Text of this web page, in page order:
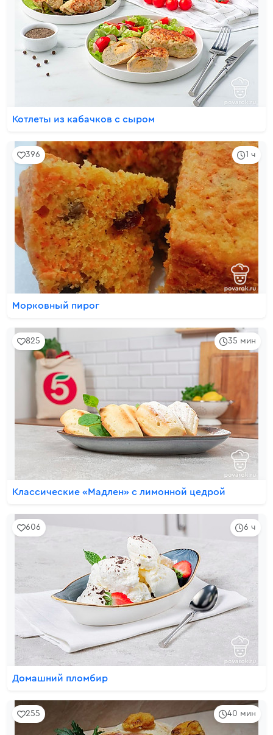
Котлеты из кабачков с сыром
1 ч
396
Морковный пирог
35 мин
825
Классические «Мадлен» с лимонной цедрой
6 ч
606
Домашний пломбир
40 мин
255